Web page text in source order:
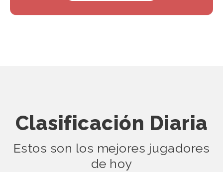
Clasificación Diaria
Estos son los mejores jugadores
de hoy